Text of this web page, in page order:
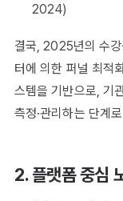
2024)
결국, 2025년의 수강
터에 의한 퍼널 최적
스템을 기반으로, 기
측정·관리하는 단계
2. 플랫폼 중심